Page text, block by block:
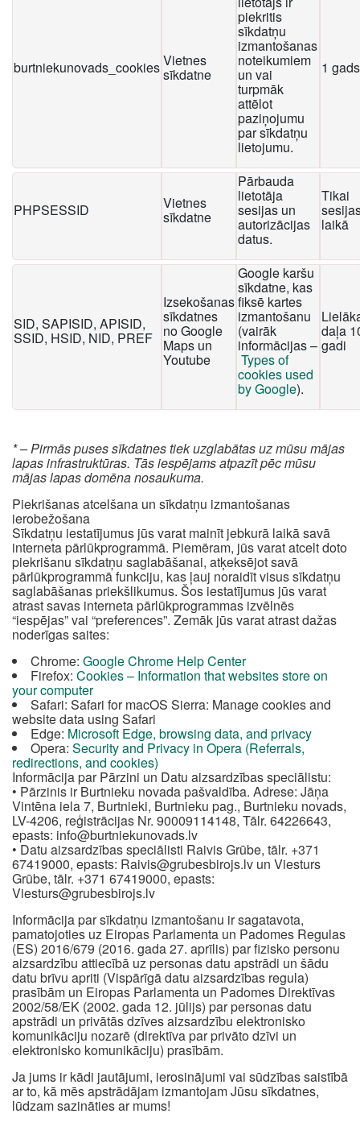
burtniekunovads_cookiesVietnes
sīkdatne
piekritis
sīkdatņu
izmantošanas
noteikumiem
un vai
turpmāk
attēlot
paziņojumu
par sīkdatņu
lietojumu.
1 gads
PHPSESSID Vietnes
sīkdatne
Pārbauda
lietotāja
sesijas un
autorizācijas
datus.
Tikai
laikā
SID, SAPISID, APISID,
SSID, HSID, NID, PREF
Izsekošanas
sīkdatnes
no Google
Maps un
Youtube
Google karšu
sīkdatne, kas
fiksē kartes
izmantošanu
(vairāk
informācijas –
Types of
cookies used
by Google).
daļa
gadi
* – Pirmās puses sīkdatnes tiek uzglabātas uz mūsu mājas
lapas infrastruktūras. Tās iespējams atpazīt pēc mūsu
mājas lapas domēna nosaukuma.
Piekrišanas atcelšana un sīkdatņu izmantošanas
ierobežošana
Sīkdatņu iestatījumus jūs varat mainīt jebkurā laikā savā
interneta pārlūkprogrammā. Piemēram, jūs varat atcelt doto
piekrišanu sīkdatņu saglabāšanai, atķeksējot savā
pārlūkprogrammā funkciju, kas ļauj noraidīt visus sīkdatņu
saglabāšanas priekšlikumus. Šos iestatījumus jūs varat
atrast savas interneta pārlūkprogrammas izvēlnēs
“iespējas” vai “preferences”. Zemāk jūs varat atrast dažas
noderīgas saites:
Chrome: Google Chrome Help Center
Firefox: Cookies – Information that websites store on
your computer
Safari: Safari for macOS Sierra: Manage cookies and
website data using Safari
Edge: Microsoft Edge, browsing data, and privacy
Opera: Security and Privacy in Opera (Referrals,
redirections, and cookies)
Informācija par Pārzini un Datu aizsardzības speciālistu:
• Pārzinis ir Burtnieku novada pašvaldība. Adrese: Jāņa
Vintēna iela 7, Burtnieki, Burtnieku pag., Burtnieku novads,
LV-4206, reģistrācijas Nr. 90009114148, Tālr. 64226643,
epasts: info@burtniekunovads.lv
• Datu aizsardzības speciālisti Raivis Grūbe, tālr. +371
67419000, epasts: Raivis@grubesbirojs.lv un Viesturs
Grūbe, tālr. +371 67419000, epasts:
Viesturs@grubesbirojs.lv
Informācija par sīkdatņu izmantošanu ir sagatavota,
pamatojoties uz Eiropas Parlamenta un Padomes Regulas
(ES) 2016/679 (2016. gada 27. aprīlis) par fizisko personu
aizsardzību attiecībā uz personas datu apstrādi un šādu
datu brīvu apriti (Vispārīgā datu aizsardzības regula)
prasībām un Eiropas Parlamenta un Padomes Direktīvas
2002/58/EK (2002. gada 12. jūlijs) par personas datu
apstrādi un privātās dzīves aizsardzību elektronisko
komunikāciju nozarē (direktīva par privāto dzīvi un
elektronisko komunikāciju) prasībām.
Ja jums ir kādi jautājumi, ierosinājumi vai sūdzības saistībā
ar to, kā mēs apstrādājam izmantojam Jūsu sīkdatnes,
lūdzam sazināties ar mums!